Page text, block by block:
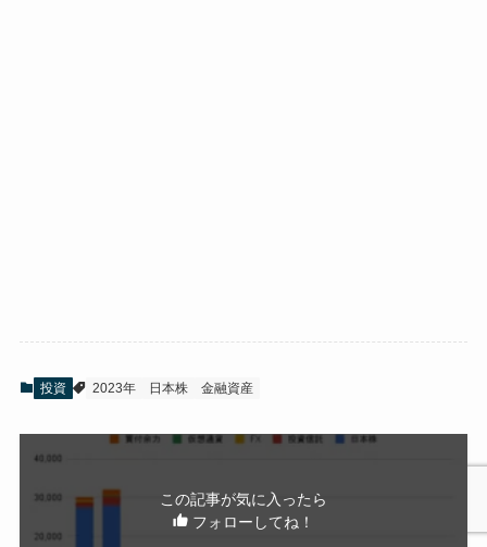
投資 2023年 日本株 金融資産
この記事が気に入ったら
フォローしてね！